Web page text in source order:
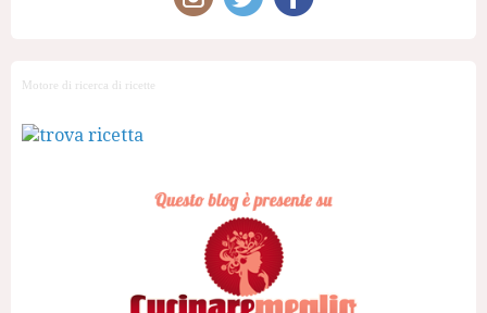
Motore di ricerca di ricette